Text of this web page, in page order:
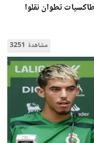
تطوان نقلوا
3251 مشاهدة